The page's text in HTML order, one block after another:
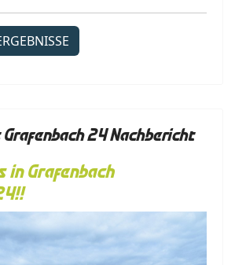
24 Nachbericht
in Grafenbach